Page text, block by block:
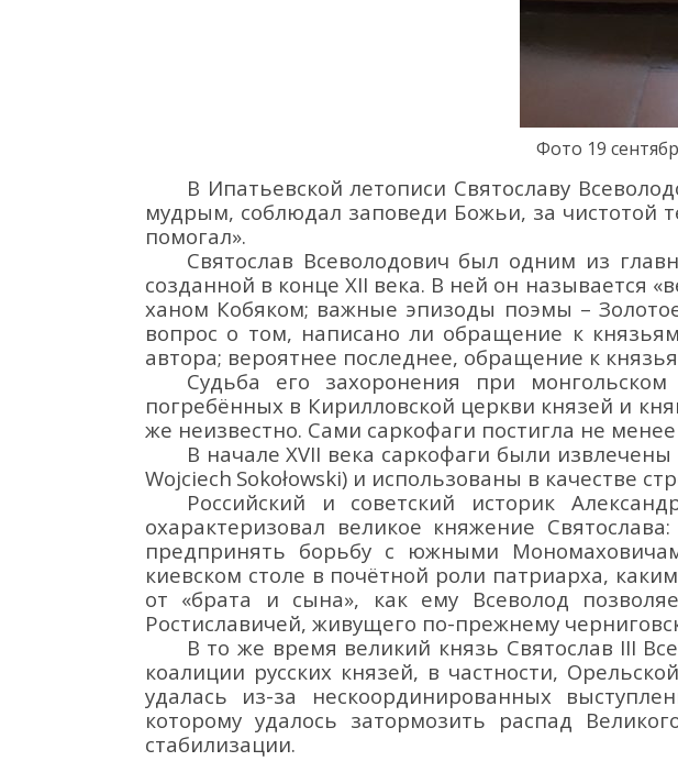
Фото 19
В Ипатьевской летописи Святославу
мудрым, соблюдал заповеди Божьи, за чистотой
помогал».
Святослав Всеволодович был одним из
созданной в конце XII века. В ней он называется
ханом Кобяком; важные эпизоды поэмы –
вопрос о том, написано ли обращение к
автора; вероятнее последнее, обращение к
Судьба его захоронения при
погребённых в Кирилловской церкви князей и
же неизвестно. Сами саркофаги постигла не
В начале XVII века саркофаги были
Wojciech Sokołowski) и использованы в качестве
Российский и советский историк
охарактеризовал великое княжение Святослава:
предпринять борьбу с южными
киевском столе в почётной роли патриарха,
от «брата и сына», как ему Всеволод
Ростиславичей, живущего по-прежнему
В то же время великий князь Святослав III
коалиции русских князей, в частности,
удалась из-за нескоординированных
которому удалось затормозить распад
стабилизации.